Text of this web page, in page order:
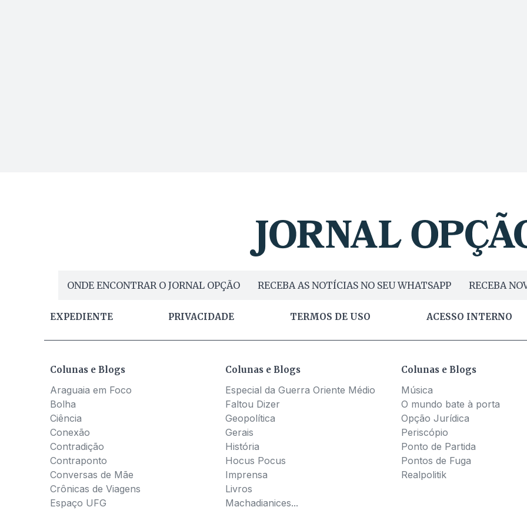
ONDE ENCONTRAR O JORNAL OPÇÃO RECEBA AS NOTÍCIAS NO SEU WHATSAPP RECEBA
EXPEDIENTE PRIVACIDADE TERMOS DE USO ACESSO INTERNO
Colunas e Blogs
Araguaia em Foco
Bolha
Ciência
Conexão
Contradição
Contraponto
Conversas de Mãe
Crônicas de Viagens
Espaço UFG
Colunas e Blogs
Especial da Guerra Oriente Médio
Faltou Dizer
Geopolítica
Gerais
História
Hocus Pocus
Imprensa
Livros
Machadianices...
Colunas e Blogs
Música
O mundo bate à porta
Opção Jurídica
Periscópio
Ponto de Partida
Pontos de Fuga
Realpolitik